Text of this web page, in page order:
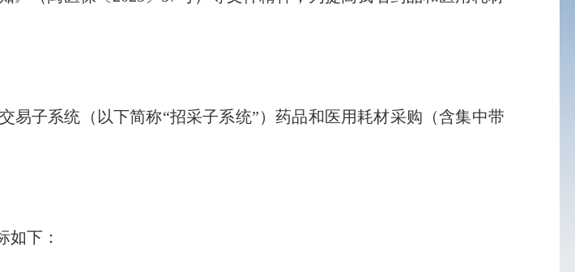
子系统（以下简称“招采子系统”）药品和医用耗材采购（含集中带
下：